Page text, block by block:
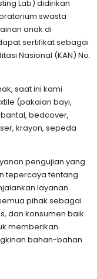
Lab) didirikan
swasta
anak di
sertifikat sebagai
Nasional (KAN) No.
saat ini kami
(pakaian bayi,
bedcover,
krayon, sepeda
pengujian yang
tepercaya tentang
layanan
pihak sebagai
dan konsumen baik
memberikan
bahan-bahan